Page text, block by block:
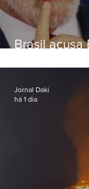
Brasil acusa
Jornal Daki
há 1 dia